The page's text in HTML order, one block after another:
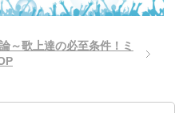
～歌上達の必至条件！ミ